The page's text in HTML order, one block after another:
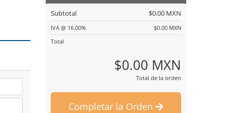
Subtotal $0.00 MXN
IVA @ 16.00%
$0.00 MXN
Total
$0.00 MXN
Total de la orden
Completar la Orden